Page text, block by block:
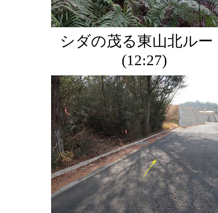
シダの茂る東山北ルー
(12:27)